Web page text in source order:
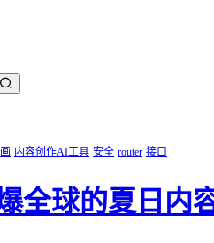
内容创作AI工具 安全 router 接口
全球的夏日内